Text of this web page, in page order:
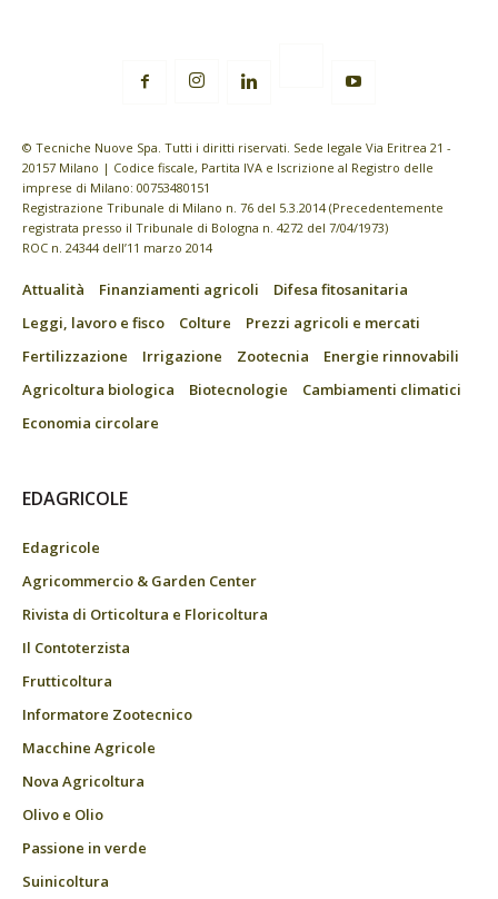
© Tecniche Nuove Spa. Tutti i diritti riservati. Sede legale Via Eritrea 21 -
20157 Milano | Codice fiscale, Partita IVA e Iscrizione al Registro delle
imprese di Milano: 00753480151
Registrazione Tribunale di Milano n. 76 del 5.3.2014 (Precedentemente
registrata presso il Tribunale di Bologna n. 4272 del 7/04/1973)
ROC n. 24344 dell’11 marzo 2014
Attualità Finanziamenti agricoli
Difesa fitosanitaria
Leggi, lavoro e fisco
Colture
Prezzi agricoli e mercati
Fertilizzazione
Irrigazione Zootecnia
Energie rinnovabili
Agricoltura biologica
Biotecnologie
Cambiamenti climatici
Economia circolare
EDAGRICOLE
Edagricole
Agricommercio & Garden Center
Rivista di Orticoltura e Floricoltura
Il Contoterzista
Frutticoltura
Informatore Zootecnico
Macchine Agricole
Nova Agricoltura
Olivo e Olio
Passione in verde
Suinicoltura